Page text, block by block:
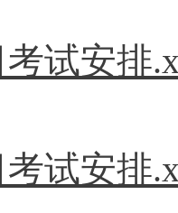
考试安排
考试安排